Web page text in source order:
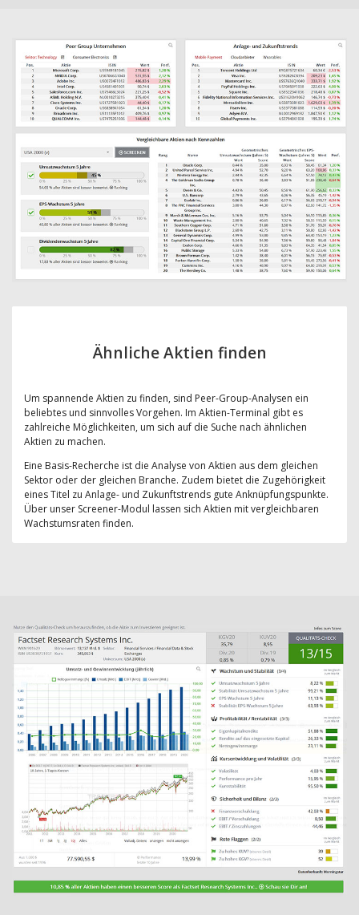
Ähnliche Aktien finden
Um spannende Aktien zu finden, sind Peer-Group-Analysen ein
beliebtes und sinnvolles Vorgehen. Im Aktien-Terminal gibt es
zahlreiche Möglichkeiten, um sich auf die Suche nach ähnlichen
Aktien zu machen.
Eine Basis-Recherche ist die Analyse von Aktien aus dem gleichen
Sektor oder der gleichen Branche. Zudem bietet die Zugehörigkeit
eines Titel zu Anlage- und Zukunftstrends gute Anknüpfungspunkte.
Über unser Screener-Modul lassen sich Aktien mit vergleichbaren
Wachstumsraten finden.